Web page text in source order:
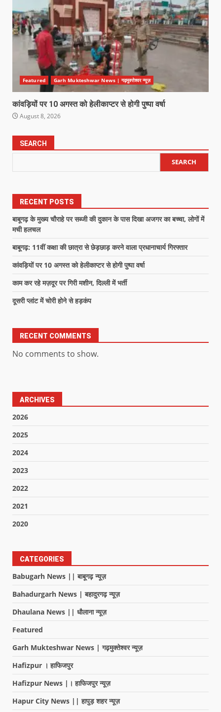
Featured Garh Mukteshwar News | गढ़मुक्तेश्वर न्यूज़
कांवड़ियों पर 10 अगस्त को हेलीकाप्टर से होगी पुष्पा वर्षा
August 8, 2026
SEARCH
SEARCH
RECENT POSTS
बाबूगढ़ के मुख्य चौराहे पर सब्जी की दुकान के पास दिखा अजगर का बच्चा, लोगों में
मची हलचल
बाबूगढ़: 11वीं कक्षा की छात्रा से छेड़छाड़ करने वाला प्रधानाचार्य गिरफ्तार
कांवड़ियों पर 10 अगस्त को हेलीकाप्टर से होगी पुष्पा वर्षा
काम कर रहे मज़दूर पर गिरी मशीन, दिल्ली में भर्ती
दूसरी प्लांट में चोरी होने से हड़कंप
RECENT COMMENTS
No comments to show.
ARCHIVES
2026
2025
2024
2023
2022
2021
2020
CATEGORIES
Babugarh News || बाबूगढ़ न्यूज़
Bahadurgarh News | बहादुरगढ़ न्यूज़
Dhaulana News || धौलाना न्यूज़
Featured
Garh Mukteshwar News | गढ़मुक्तेश्वर न्यूज़
Hafizpur । हाफिजपुर
Hafizpur News |। हाफिजपुर न्यूज़
Hapur City News || हापुड़ शहर न्यूज़